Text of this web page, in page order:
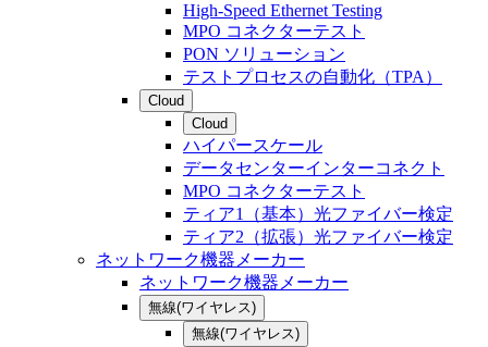
High-Speed Ethernet Testing
MPO コネクターテスト
PON ソリューション
テストプロセスの自動化（TPA）
Cloud
Cloud
ハイパースケール
データセンターインターコネクト
MPO コネクターテスト
ティア1（基本）光ファイバー検定
ティア2（拡張）光ファイバー検定
ネットワーク機器メーカー
ネットワーク機器メーカー
無線(ワイヤレス)
無線(ワイヤレス)